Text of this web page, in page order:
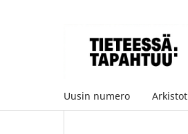
Uusin numero Arkistot